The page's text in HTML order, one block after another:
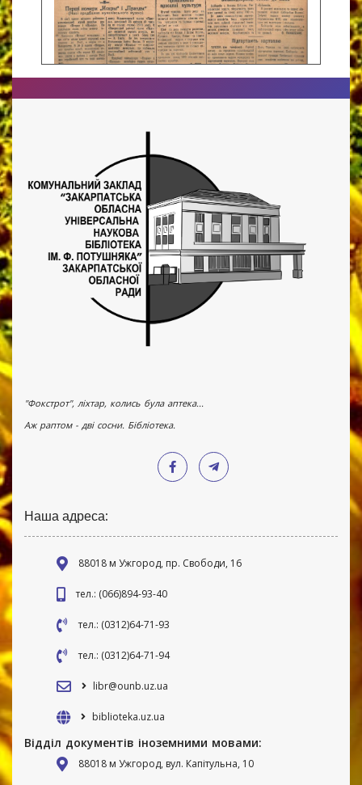
"Фокстрот", ліхтар, колись була аптека...
Аж раптом - дві сосни. Бібліотека.
Наша адреса:
88018 м Ужгород, пр. Свободи, 16
тел.: (066)894-93-40
тел.: (0312)64-71-93
тел.: (0312)64-71-94
libr@ounb.uz.ua
biblioteka.uz.ua
Відділ документів іноземними мовами:
88018 м Ужгород, вул. Капітульна, 10